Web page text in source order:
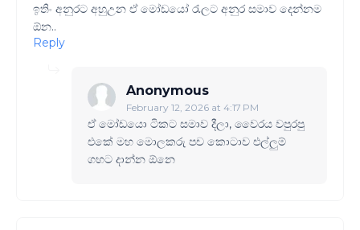
ඉතිං අනුරට අහුඋන ඒ මෝඩයෝ රැලට අනුර සමාව දෙන්නම
ඕන..
Reply
Anonymous
February 12, 2026 at 4:17 PM
ඒ මෝඩයො ටිකට සමාව දීලා, වෛරය වපුරපු
එකේ මහ මොලකරු පච කොටාව එල්ලුම්
ගහට දාන්න ඕනෙ